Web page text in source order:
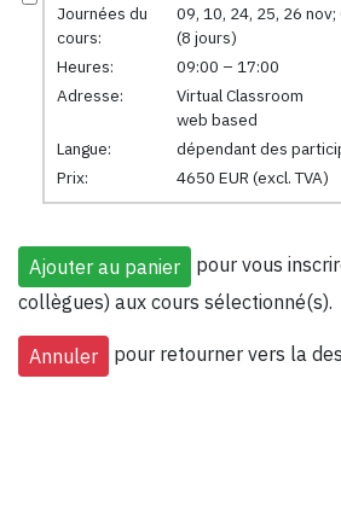
Journées du
cours:
09, 10, 24, 25, 26
(8 jours)
Heures:
09:00 – 17:00
Adresse:
Virtual Classroom
web based
Langue:
dépendant des
Prix:
4650 EUR (excl. TVA)
pour vous
collègues) aux cours sélectionné(s).
pour retourner vers la